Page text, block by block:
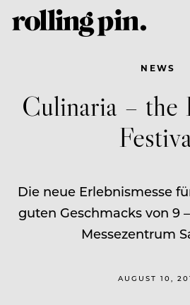
NEWS
Culinaria – the
Die neue Erlebnismesse
guten Geschmacks von 9
Messezentrum
AUGUST 10,